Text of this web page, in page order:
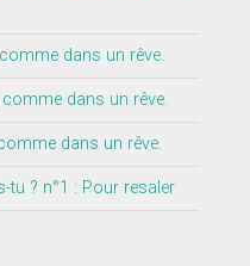
dans un rêve.
dans un rêve.
dans un rêve.
tu ? n°1 : Pour resaler